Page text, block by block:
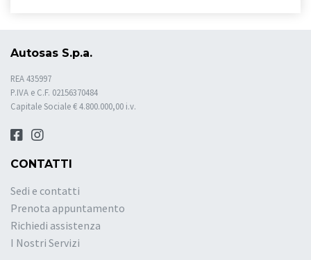
Autosas S.p.a.
REA 435997
P.IVA e C.F. 02156370484
Capitale Sociale € 4.800.000,00 i.v.
CONTATTI
Sedi e contatti
Prenota appuntamento
Richiedi assistenza
I Nostri Servizi